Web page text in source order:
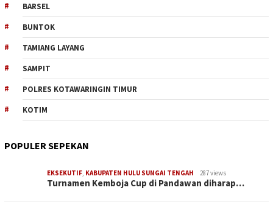
BARSEL
BUNTOK
TAMIANG LAYANG
SAMPIT
POLRES KOTAWARINGIN TIMUR
KOTIM
POPULER SEPEKAN
EKSEKUTIF KABUPATEN HULU SUNGAI TENGAH 287 views
Turnamen Kemboja Cup di Pandawan diharap…